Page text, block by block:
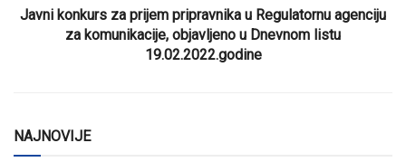
Javni konkurs za prijem pripravnika u Regulatornu agenciju
za komunikacije, objavljeno u Dnevnom listu
19.02.2022.godine
NAJNOVIJE